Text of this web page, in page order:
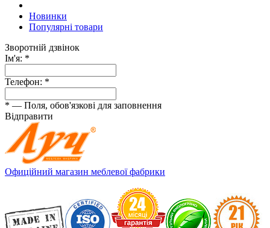
Новинки
Популярні товари
Зворотній дзвінок
Ім'я: *
Телефон: *
* — Поля, обов'язкові для заповнення
Відправити
Офиційний магазин меблевої фабрики